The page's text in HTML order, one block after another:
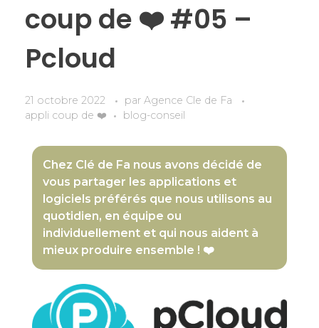
coup de ❤️ #05 –
Pcloud
21 octobre 2022 par Agence Cle de Fa
appli coup de ❤️
blog-conseil
Chez Clé de Fa nous avons décidé de
vous partager les applications et
logiciels préférés que nous utilisons au
quotidien, en équipe ou
individuellement et qui nous aident à
mieux produire ensemble ! ❤️